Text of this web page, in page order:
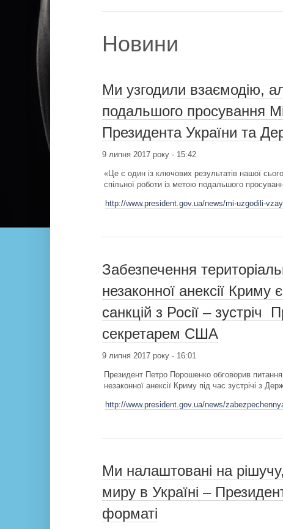
Новини
Ми узгодили взаємодію,
подальшого просування
Президента України та
9 липня 2017 року - 15:42
«Це є один із ключових результатів нашої
спільної роботи із метою подальшого
http://www.president.gov.ua/news/mi-uzgodili-
Забезпечення
незаконної анексії
санкцій з Росії –
секретарем США
9 липня 2017 року - 16:01
Президент Петро Порошенко обговорив питання
незаконної анексії Криму під час зустрічі з
http://www.president.gov.ua/news/
Ми налаштовані на
миру в Україні –
форматі